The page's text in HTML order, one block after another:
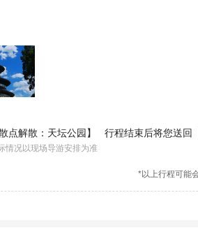
点解散：天坛公园】 行程结束后将您送回
情况以现场导游安排为准
*以上行程可能